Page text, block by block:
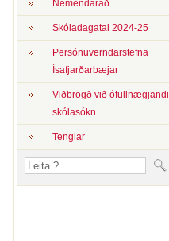
Nemendaráð
Skóladagatal 2024-25
Persónuverndarstefna
Ísafjarðarbæjar
Viðbrögð við ófullnægjandi
skólasókn
Tenglar